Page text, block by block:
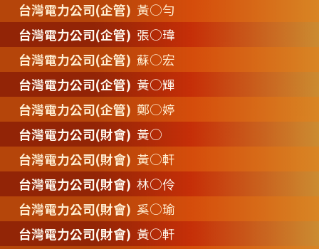
台灣電力公司(企管) 黃○勻
台灣電力公司(企管) 張○瑋
台灣電力公司(企管) 蘇○宏
台灣電力公司(企管) 黃○輝
台灣電力公司(企管) 鄭○婷
台灣電力公司(財會) 黃○
台灣電力公司(財會) 黃○軒
台灣電力公司(財會) 林○伶
台灣電力公司(財會) 奚○瑜
台灣電力公司(財會) 黃○軒